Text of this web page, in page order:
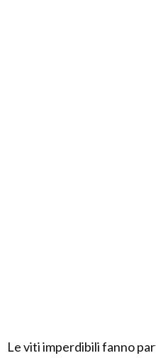
Le viti imperdibili fanno